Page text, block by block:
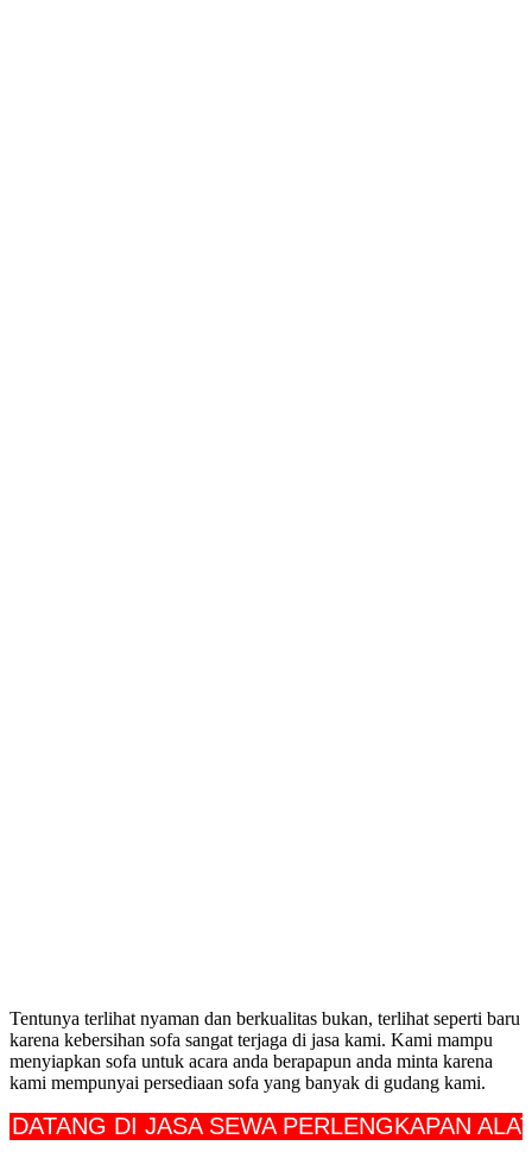
Tentunya terlihat nyaman dan berkualitas bukan, terlihat seperti baru
karena kebersihan sofa sangat terjaga di jasa kami. Kami mampu
menyiapkan sofa untuk acara anda berapapun anda minta karena
kami mempunyai persediaan sofa yang banyak di gudang kami.
DI JASA SEWA PERLENGKAPAN ALAT